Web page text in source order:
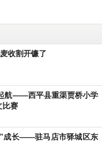
收割开镰了
航——西平县重渠贾桥小学
比赛
”成长——驻马店市驿城区东